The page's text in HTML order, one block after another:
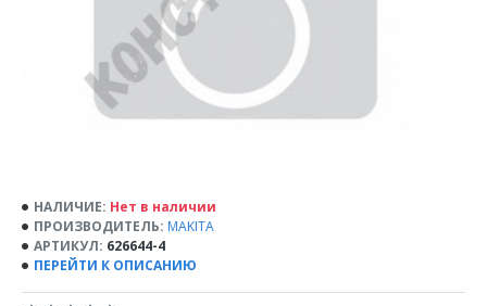
НАЛИЧИЕ: Нет в наличии
ПРОИЗВОДИТЕЛЬ: MAKITA
АРТИКУЛ: 626644-4
ПЕРЕЙТИ К ОПИСАНИЮ